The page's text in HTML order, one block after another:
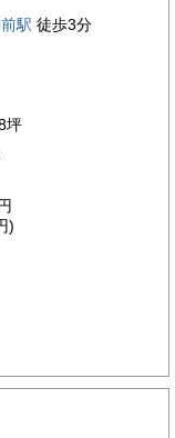
防犯体制も確保され
報を扱う企業でも安
ンスの良いオフィス
揃っており、長期的
る物件です。
務に必要な利便施設
には、メガバンクや
や振込、各種口座手
できます。郵便局も
達や書留、荷物の受
にも迅速に対応でき
辺にあり、集荷依頼
ト面では、複数のコ
しており、飲料や軽
配便受付、公共料金
す。文房具やオフィ
品補充にも対応可能
薬品や日用品の購
加えて、内科、歯
り、従業員の健康管
駅 徒歩3分
坪
)